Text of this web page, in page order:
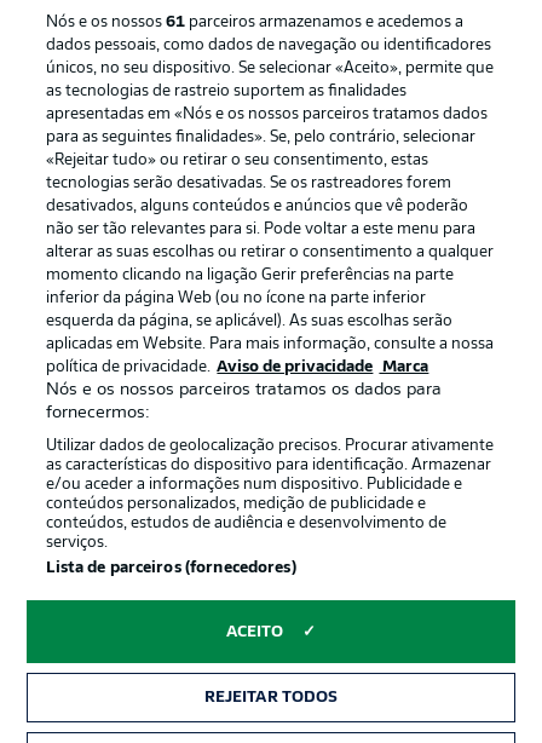
Publicidade Avisos legais
Gerir preferências Aviso de privacidade
Emissoras
Trabalhe conosco Marca
Contato Jogadores
© 2026 Bundesliga-Gruppe GmbH
Escolha seu idioma
Modo de visualização
Nós e os nossos61 parceiros armazenamos e acedemos a
dados pessoais, como dados de navegação ou identificadores
únicos, no seu dispositivo. Se selecionar «Aceito», permite que
as tecnologias de rastreio suportem as finalidades
apresentadas em «Nós e os nossos parceiros tratamos dados
para as seguintes finalidades». Se, pelo contrário, selecionar
«Rejeitar tudo» ou retirar o seu consentimento, estas
tecnologias serão desativadas. Se os rastreadores forem
desativados, alguns conteúdos e anúncios que vê poderão
não ser tão relevantes para si. Pode voltar a este menu para
alterar as suas escolhas ou retirar o consentimento a qualquer
momento clicando na ligação Gerir preferências na parte
inferior da página Web (ou no ícone na parte inferior
esquerda da página, se aplicável). As suas escolhas serão
aplicadas em Website. Para mais informação, consulte a nossa
política de privacidade. Aviso de privacidade Marca
Nós e os nossos parceiros tratamos os dados para
fornecermos:
Utilizar dados de geolocalização precisos. Procurar ativamente
as características do dispositivo para identificação. Armazenar
e/ou aceder a informações num dispositivo. Publicidade e
conteúdos personalizados, medição de publicidade e
conteúdos, estudos de audiência e desenvolvimento de
serviços.
Lista de parceiros (fornecedores)
ACEITO
REJEITAR TODOS